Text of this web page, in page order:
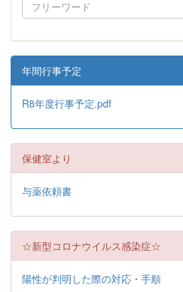
年間行事予定
R8年度行事予定.pdf
保健室より
与薬依頼書
☆新型コロナウイルス感染症☆
陽性が判明した際の対応・手順